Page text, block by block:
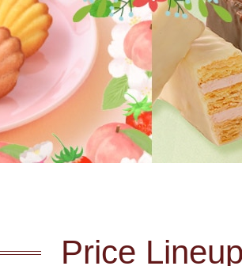
Price Lineup